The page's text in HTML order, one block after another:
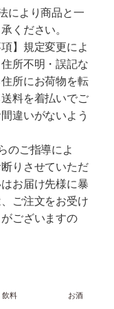
により商品と一
ください。
】規定変更によ
所不明・誤記な
所にお荷物を転
料を着払いでご
違いがないよう
のご指導によ
りさせていただ
お届け先様に暴
ご注文をお受け
ございますの
飲料 お酒